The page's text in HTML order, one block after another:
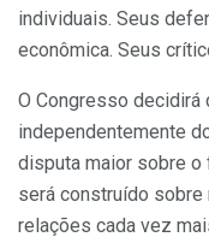
individuais. Seus
econômica. Seus
O Congresso decidirá
independentemente
disputa maior sobre o
será construído
relações cada vez